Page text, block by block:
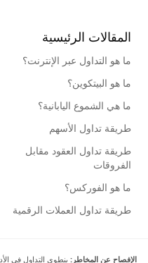
المقالات الرئيسية
ما هو التداول عبر الإنترنت؟
ما هو البيتكوين؟
ما هي الشموع اليابانية؟
طريقة تداول الأسهم
طريقة تداول العقود مقابل
الفروقات
ما هو الفوركس؟
طريقة تداول العملات الرقمية
الإفصاح عن المخاطر: ينطوي التداول في